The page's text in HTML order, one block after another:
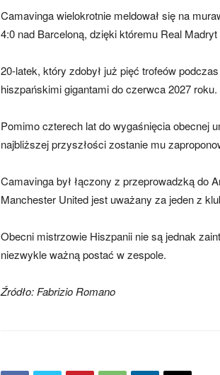
Camavinga wielokrotnie meldował się na
4:0 nad Barceloną, dzięki któremu Real
20-latek, który zdobył już pięć trofeów
hiszpańskimi gigantami do czerwca 2027 roku.
Pomimo czterech lat do wygaśnięcia obecnej
najbliższej przyszłości zostanie mu
Camavinga był łączony z przeprowadzką do
Manchester United jest uważany za jeden z
Obecni mistrzowie Hiszpanii nie są jednak
niezwykle ważną postać w zespole.
Źródło: Fabrizio Romano